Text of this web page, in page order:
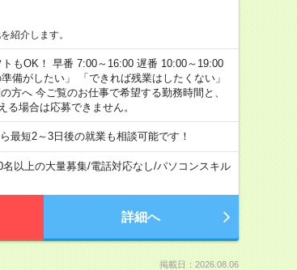
紹介します。
もOK！ 早番 7:00～16:00 遅番 10:00～19:00
備がしたい」 「できれば残業はしたくない」
へ 今ご覧のお仕事で希望する勤務時間と、
場合は応募できません。
最短2～3日後の就業も相談可能です！
名以上の大量募集/電話対応なし/パソコンスキル
詳細へ
掲載日：2026.08.06